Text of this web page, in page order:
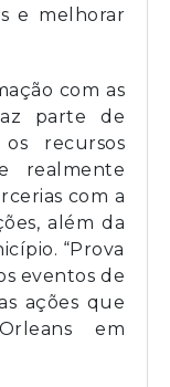
e melhorar
com as
parte de
recursos
realmente
com a
além da
“Prova
eventos de
ações que
em